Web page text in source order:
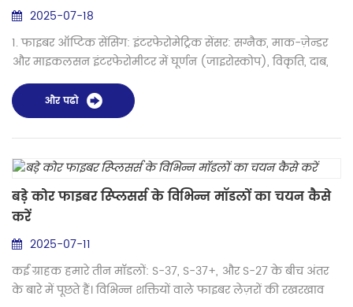
2025-07-18
1. फाइबर ऑप्टिक सेंसिंग: इंटरफेरोमेट्रिक सेंसर: सग्नैक, माक-ज़ेन्डर
और माइकलसन इंटरफेरोमीटर में घूर्णन (जाइरोस्कोप), विकृति, दाब,
तापमान, ध्वनिक तरंगों और चुंबकीय/विद्युत क्षेत्रों को मापने के लिए
उपयोग किया जाता है। पीएमएफ प्रकाश की ध्रुवीकरण अवस्था को बनाए
रखते हुए स्थिर व्यतिकरण पैटर्न सुनिश्चित करता है। करंट सेंसर (फाइबर
ऑप्टिक करंट ट्रांसफॉर्मर - FOCTs): फैराडे प्रभाव के आधार पर विद्युत
धारा ...
और पढो
बड़े कोर फाइबर स्प्लिसर्स के विभिन्न मॉडलों का चयन कैसे
करें
2025-07-11
कई ग्राहक हमारे तीन मॉडलों: S-37, S-37+, और S-27 के बीच अंतर
के बारे में पूछते हैं। विभिन्न शक्तियों वाले फाइबर लेज़रों की रखरखाव